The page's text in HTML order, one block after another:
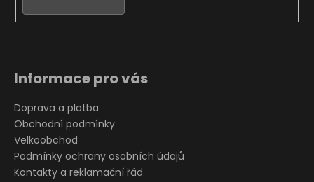
Informace pro vás
Doprava a platba
Obchodní podmínky
Velkoobchod
Podmínky ochrany osobních údajů
Kontakty a reklamační řád